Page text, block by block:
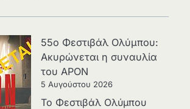
55ο Φεστιβάλ Ολύμπου:
Ακυρώνεται η συναυλία
του APON
5 Αυγούστου 2026
Το Φεστιβάλ Ολύμπου